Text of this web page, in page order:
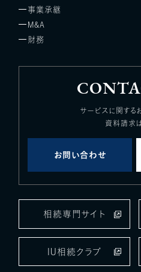
事業承継
M&A
財務
サービスに関する
資料請求
お問い合わせ
相続専門サイト
IU相続クラブ